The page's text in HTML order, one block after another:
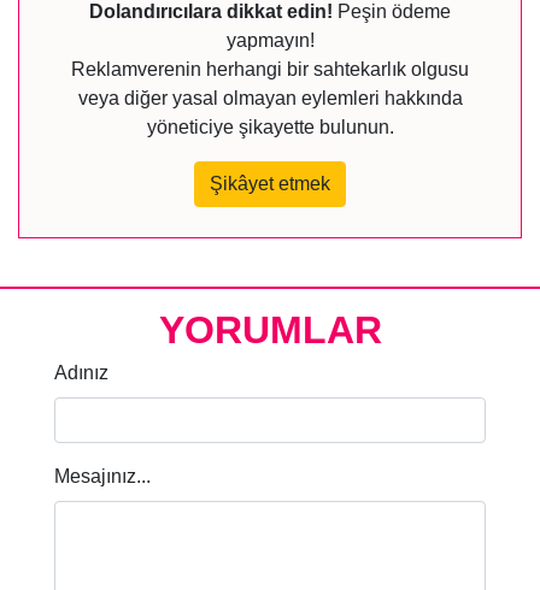
Dolandırıcılara dikkat edin! Peşin ödeme
yapmayın!
Reklamverenin herhangi bir sahtekarlık olgusu
veya diğer yasal olmayan eylemleri hakkında
yöneticiye şikayette bulunun.
Şikâyet etmek
YORUMLAR
Adınız
Mesajınız...